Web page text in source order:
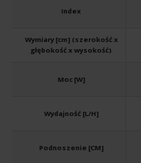
Index
Wymiary [cm] (szerokość x
głębokość x wysokość)
Moc [W]
Wydajność [L/H]
Podnoszenie [CM]